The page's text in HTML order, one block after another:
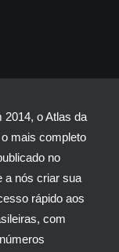
2014, o Atlas da
mais completo
no
a nós criar sua
rápido aos
com